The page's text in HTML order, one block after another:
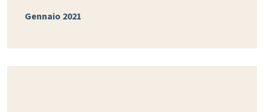
Gennaio 2021